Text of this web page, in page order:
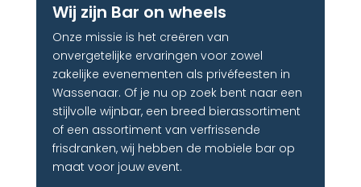
Wij zijn Bar on wheels
Onze missie is het creëren van
onvergetelijke ervaringen voor zowel
zakelijke evenementen als privéfeesten in
Wassenaar. Of je nu op zoek bent naar een
stijlvolle wijnbar, een breed bierassortiment
of een assortiment van verfrissende
frisdranken, wij hebben de mobiele bar op
maat voor jouw event.